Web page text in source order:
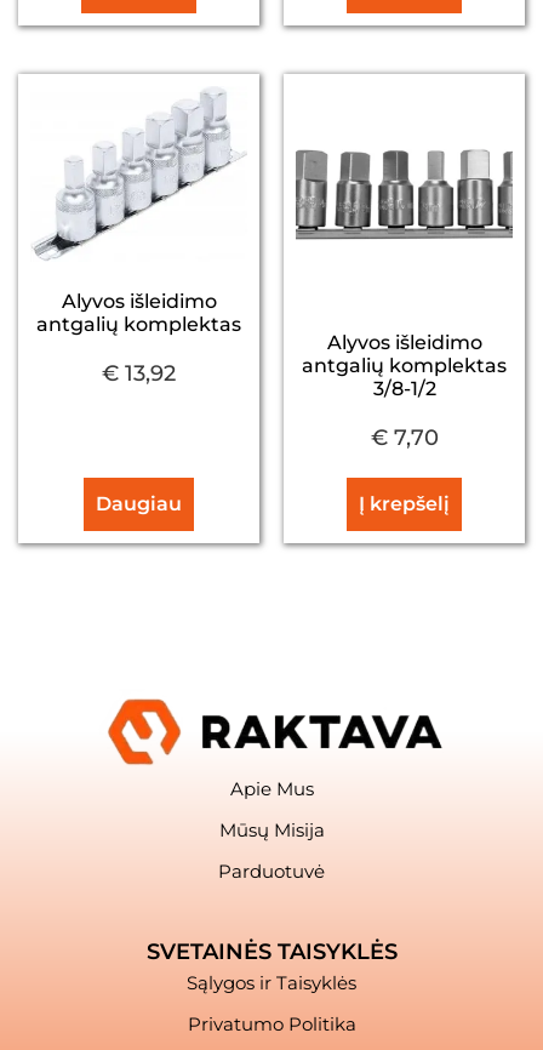
Alyvos išleidimo
antgalių komplektas
€ 13,92
Daugiau
Alyvos išleidimo
antgalių komplektas
3/8-1/2
€7,70
Į krepšelį
Apie Mus
Mūsų Misija
Parduotuvė
SVETAINĖS TAISYKLĖS
Sąlygos ir Taisyklės
Privatumo Politika